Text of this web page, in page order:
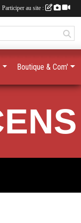
Boutique & Com'
Participer au site :